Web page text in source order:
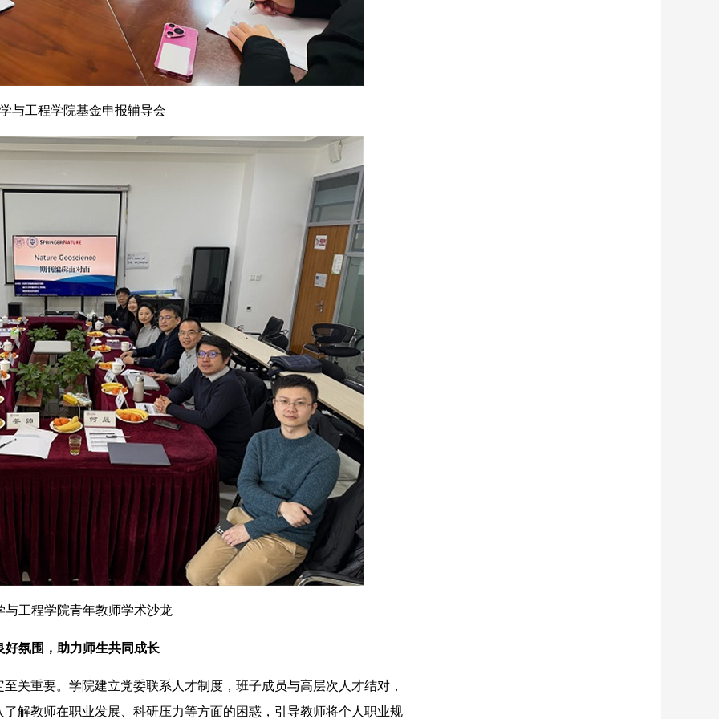
与工程学院基金申报辅导会
与工程学院青年教师学术沙龙
好氛围，助力师生共同 成长
重要。学院建立党委联系人才制度，班子成员与高层次人才结对，
解教师在职业发展、科研压力等方面的困惑，引导教师将个人职业规